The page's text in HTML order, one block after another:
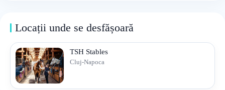
Locații unde se desfășoară
TSH Stables
Cluj-Napoca